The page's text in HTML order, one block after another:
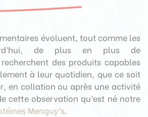
évoluent, tout comme les
de plus en plus de
des produits capables
à leur quotidien, que ce soit
en collation ou après une activité
cette observation qu’est né notre
Menguy’s.